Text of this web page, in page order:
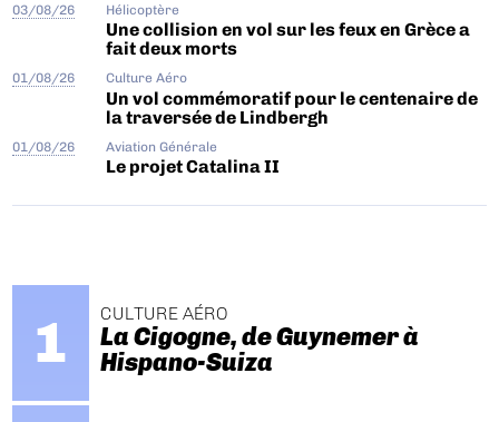
03/08/26 Hélicoptère
Une collision en vol sur les feux en Grèce a
fait deux morts
01/08/26 Culture Aéro
Un vol commémoratif pour le centenaire de
la traversée de Lindbergh
01/08/26 Aviation Générale
Le projet Catalina II
CULTURE AÉRO
La Cigogne, de Guynemer à
Hispano-Suiza